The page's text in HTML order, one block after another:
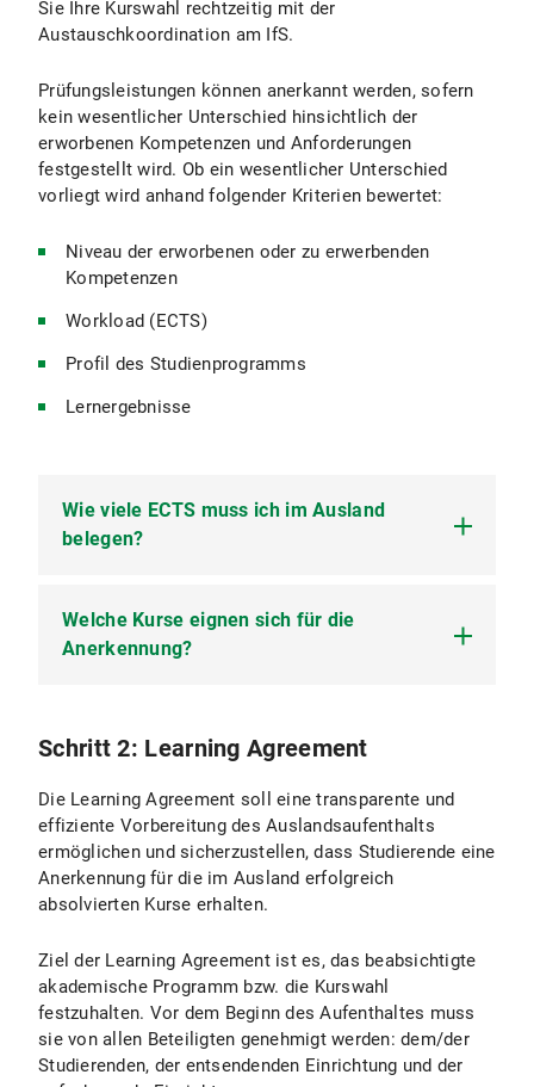
Sie Ihre Kurswahl rechtzeitig mit der
Austauschkoordination am IfS.
Prüfungsleistungen können anerkannt werden, sofern
kein wesentlicher Unterschied hinsichtlich der
erworbenen Kompetenzen und Anforderungen
festgestellt wird. Ob ein wesentlicher Unterschied
vorliegt wird anhand folgender Kriterien bewertet:
Niveau der erworbenen oder zu erwerbenden
Kompetenzen
Workload (ECTS)
Profil des Studienprogramms
Lernergebnisse
Wie viele ECTS muss ich im Ausland
belegen?
Die Vergabe von Erasmusstipendien erfolgt
immer für ein Auslandsstudiensemester/-jahr auf
erfolgreich zu absolvieren. Dabei spielt es keine
benötigen oder nicht.
Da es universitäts- und fachbereichsspezifische
Unterschiede bzgl. der ECTS-Vergabe gibt,
können keine pauschalen Aussagen zur
Semester an der Gasthochschule belegen
müssen, getroffen werden.
Lesen sie bei ihrer Gastuniversität sowie beim
spezifischen Kursprogramm nach und
kontaktieren Sie Ihre Programmbeauftragte.
Welche Kurse eignen sich für die
Anerkennung?
anerkennungsfähigen Kurse es an Ihrer
Programm gibt.
Kontaktieren Sie die in Ihrem Fachbereich
zuständige Austauschkoordinatorin am IfS und
bitten Sie um Prüfung der ausgewählten Kurse auf
Schritt 2: Learning Agreement
Die Learning Agreement soll eine transparente und
effiziente Vorbereitung des Auslandsaufenthalts
ermöglichen und sicherzustellen, dass Studierende eine
Anerkennung für die im Ausland erfolgreich
absolvierten Kurse erhalten.
Ziel der Learning Agreement ist es, das beabsichtigte
akademische Programm bzw. die Kurswahl
festzuhalten. Vor dem Beginn des Aufenthaltes muss
sie von allen Beteiligten genehmigt werden: dem/der
Studierenden, der entsendenden Einrichtung und der